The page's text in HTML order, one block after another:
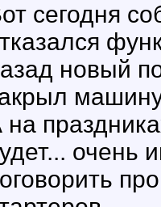
сегодня
новый
на
очень